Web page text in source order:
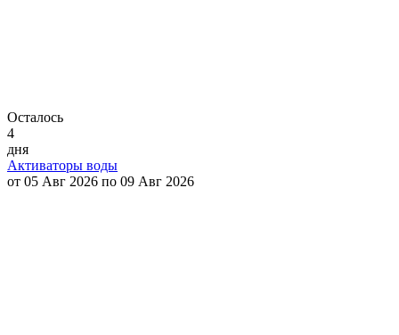
Осталось
4
дня
Активаторы воды
от 05 Авг 2026 по 09 Авг 2026